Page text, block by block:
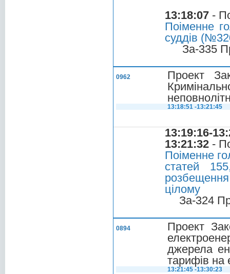
13:18:07 -
Поіменне
суддів
За-335
0962
Проект
13:18:51 -13:21:45
13:19:16-
13:21:32 -
Поіменне
статей
цілому
За-324
0894
Проект
джерела
тарифів на
13:21:45 -13:30:23